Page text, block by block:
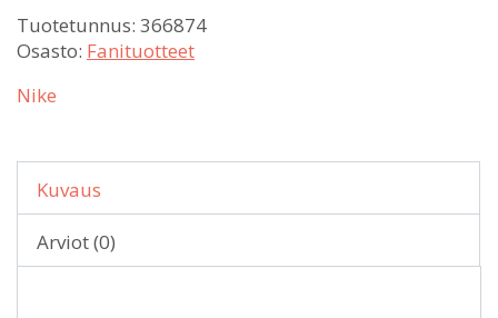
Tuotetunnus: 366874
Osasto: Fanituotteet
Nike
Kuvaus
Arviot (0)